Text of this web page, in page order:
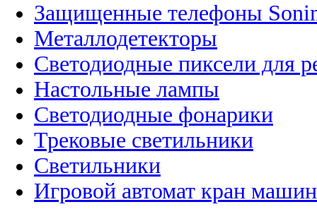
Защищенные телефоны
Металлодетекторы
Светодиодные пиксели для
Настольные лампы
Светодиодные фонарики
Трековые светильники
Светильники
Игровой автомат кран